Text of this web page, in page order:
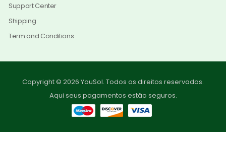
Support Center
Shipping
Term and Conditions
Copyright © 2026 YouSol. Todos os direitos reservados.
Aqui seus pagamentos estão seguros.